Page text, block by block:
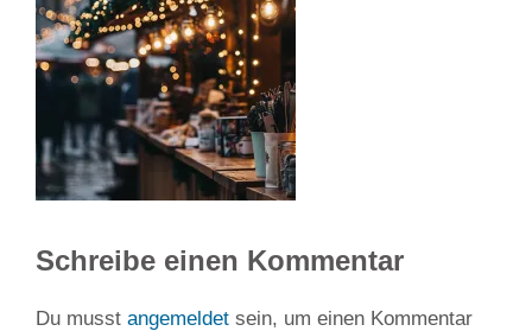
Schreibe einen Kommentar
Du musst angemeldet sein, um einen Kommentar